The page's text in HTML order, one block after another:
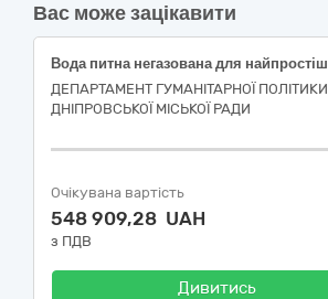
Вас може зацікавити
ДЕПАРТАМЕНТ ГУМАНІТАРНОЇ ПОЛІТИКИ
ДНІПРОВСЬКОЇ МІСЬКОЇ РАДИ
Очікувана вартість
548 909,28 UAH
з ПДВ
Дивитись